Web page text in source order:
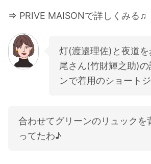
⇒ PRIVE MAISONで詳しくみる♫
灯(渡邉理佐)と夜道
尾さん(竹財輝之助)
ンで着用のショート
合わせてグリーンのリュックを
ってたわ♪